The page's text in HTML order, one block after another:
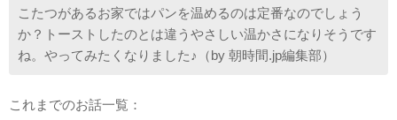
こたつがあるお家ではパンを温めるのは定番なのでしょう
か？トーストしたのとは違うやさしい温かさになりそうです
ね。やってみたくなりました♪（by 朝時間.jp編集部）
これまでのお話一覧：